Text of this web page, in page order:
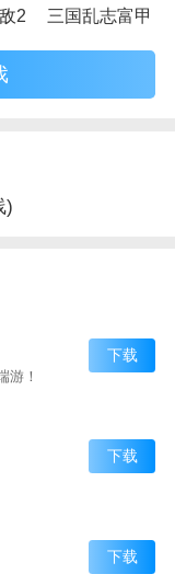
2 三国乱志富甲天
)
游！
下载
下载
下载